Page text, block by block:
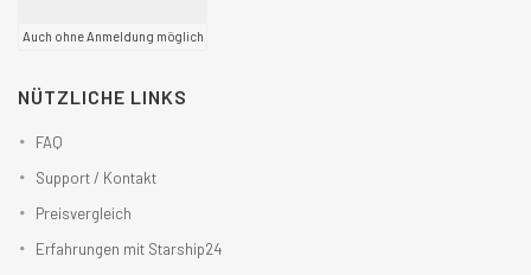
Auch ohne Anmeldung möglich
NÜTZLICHE LINKS
FAQ
Support / Kontakt
Preisvergleich
Erfahrungen mit Starship24